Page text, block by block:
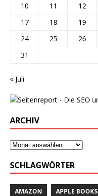
10
11 12
17
18 19
24
25 26
31
« Juli
ARCHIV
SCHLAGWÖRTER
AMAZON APPLE BOOKS